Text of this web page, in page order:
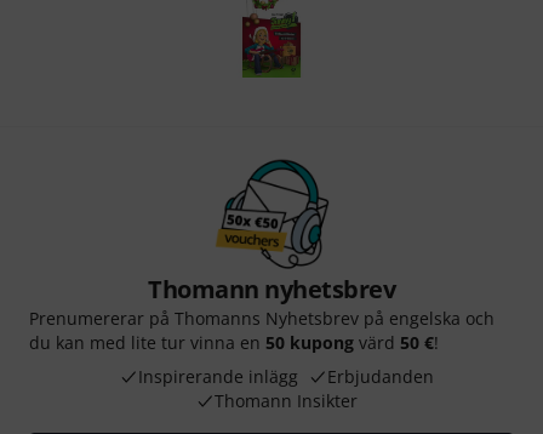
Thomann nyhetsbrev
Prenumererar på Thomanns Nyhetsbrev på engelska och
du kan med lite tur vinna en 50 kupong värd 50 €!
Inspirerande inlägg
Erbjudanden
Thomann Insikter